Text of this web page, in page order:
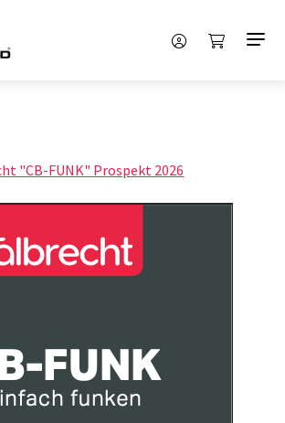
"CB-FUNK" Prospekt 2026